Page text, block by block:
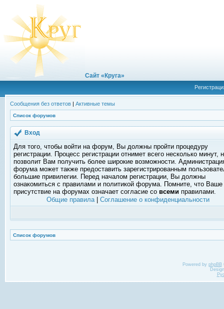
Сайт «Круга»
Сообщения без ответов | Активные темы
Список форумов
Вход
Для того, чтобы войти на форум, Вы должны пройти процедуру
регистрации. Процесс регистрации отнимет всего несколько минут,
позволит Вам получить более широкие возможности.
форума может также предоставить зарегистрированным
большие привилегии. Перед началом регистрации, Вы должны
ознакомиться с правилами и политикой форума. Помните, что Ваше
присутствие на форумах означает согласие со всеми правилами.
Общие правила| Соглашение о конфиденциальности
Список форумов
Powered by phpBB